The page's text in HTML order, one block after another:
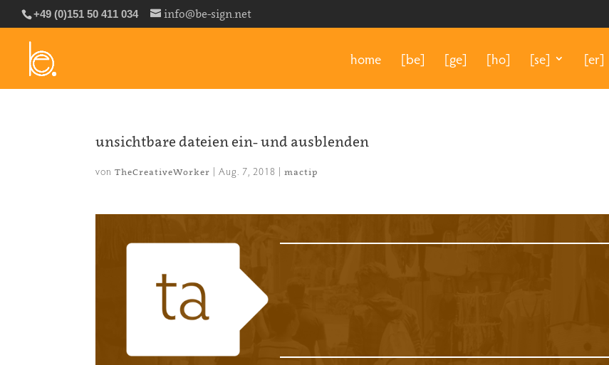
+49 (0)151 50 411 034 info@be-sign.net
home [be] [ge] [ho] [se] [er]
unsichtbare dateien ein- und ausblenden
vonTheCreativeWorker |Aug. 7, 2018 |mactip